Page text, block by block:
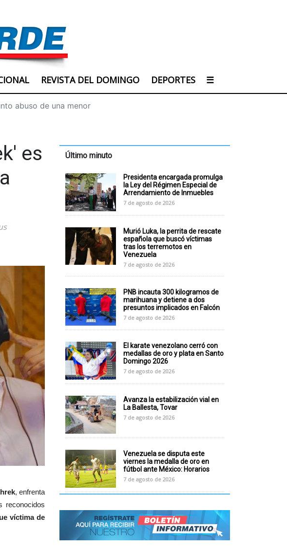
REVISTA DEL DOMINGO DEPORTES ☰
abuso de una menor
es
, enfrenta
reconocidos
víctima de
Último minuto
Presidenta encargada promulga
la Ley del Régimen Especial de
Arrendamiento de Inmuebles
7 de agosto de 2026
Murió Luka, la perrita de rescate
española que buscó víctimas
tras los terremotos en
Venezuela
7 de agosto de 2026
PNB incauta 300 kilogramos de
marihuana y detiene a dos
presuntos implicados en Falcón
7 de agosto de 2026
El karate venezolano cerró con
medallas de oro y plata en Santo
Domingo 2026
7 de agosto de 2026
Avanza la estabilización vial en
La Ballesta, Tovar
7 de agosto de 2026
Venezuela se disputa este
viernes la medalla de oro en
fútbol ante México: Horarios
7 de agosto de 2026